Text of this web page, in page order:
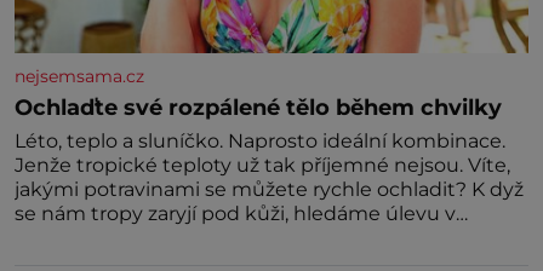
nejsemsama.cz
Ochlaďte své rozpálené tělo během chvilky
Léto, teplo a sluníčko. Naprosto ideální kombinace.
Jenže tropické teploty už tak příjemné nejsou. Víte,
jakými potravinami se můžete rychle ochladit? K dyž
se nám tropy zaryjí pod kůži, hledáme úlevu v